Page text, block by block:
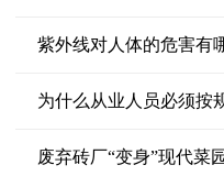
紫外线对人体的危害有
为什么从业人员必须按
废弃砖厂“变身”现代菜